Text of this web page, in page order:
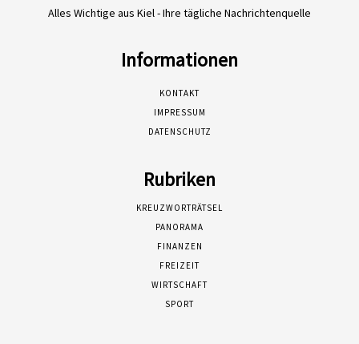
Alles Wichtige aus Kiel - Ihre tägliche Nachrichtenquelle
Informationen
KONTAKT
IMPRESSUM
DATENSCHUTZ
Rubriken
KREUZWORTRÄTSEL
PANORAMA
FINANZEN
FREIZEIT
WIRTSCHAFT
SPORT